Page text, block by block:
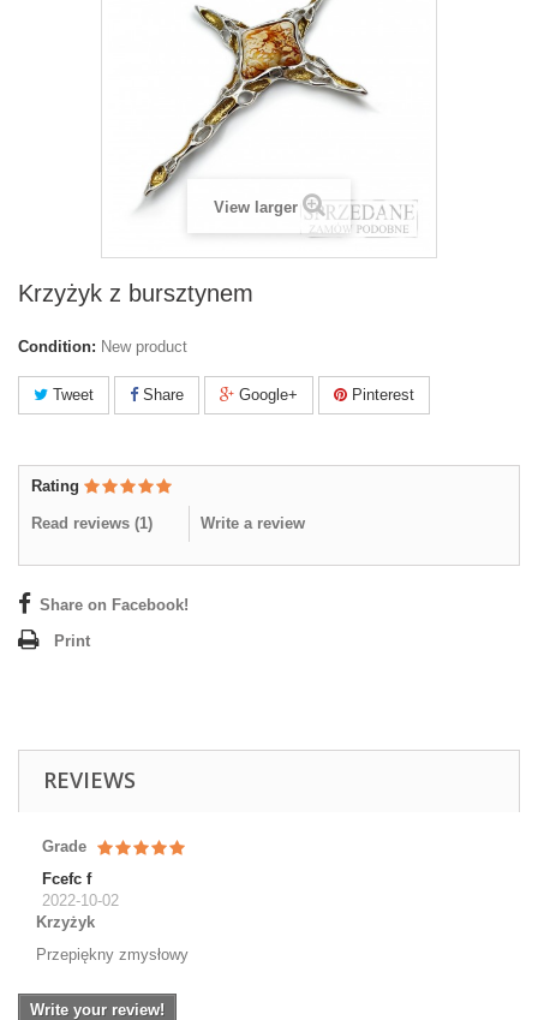
View larger
Krzyżyk z bursztynem
Condition: New product
Tweet Share Google+ Pinterest
Rating
Read reviews (1) Write a review
Share on Facebook!
Print
REVIEWS
Grade
Fcefc f
2022-10-02
Krzyżyk
Przepiękny zmysłowy
Write your review!